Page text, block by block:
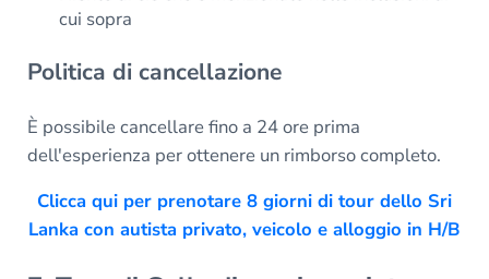
cui sopra
Politica di cancellazione
È possibile cancellare fino a 24 ore prima
dell'esperienza per ottenere un rimborso completo.
Clicca qui per prenotare 8 giorni di tour dello Sri
Lanka con autista privato, veicolo e alloggio in H/B